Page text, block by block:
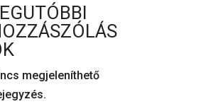
megjeleníthető